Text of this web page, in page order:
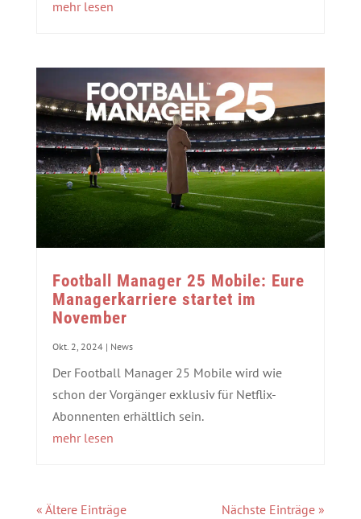
mehr lesen
Football Manager 25 Mobile: Eure
Managerkarriere startet im
November
Okt. 2, 2024| News
Der Football Manager 25 Mobile wird wie
schon der Vorgänger exklusiv für Netflix-
Abonnenten erhältlich sein.
mehr lesen
« Ältere Einträge Nächste Einträge »